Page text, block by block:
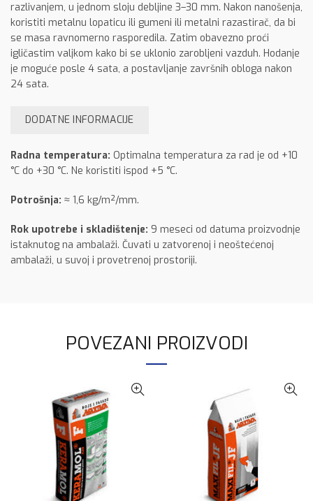
razlivanjem, u jednom sloju debljine 3–30 mm. Nakon nanošenja,
koristiti metalnu lopaticu ili gumeni ili metalni razastirač, da bi
se masa ravnomerno rasporedila. Zatim obavezno proći
igličastim valjkom kako bi se uklonio zarobljeni vazduh. Hodanje
je moguće posle 4 sata, a postavljanje završnih obloga nakon
24 sata.
DODATNE INFORMACIJE
Radna temperatura: Optimalna temperatura za rad je od +10
°C do +30 °C. Ne koristiti ispod +5 °C.
Potrošnja: ≈ 1,6 kg/m²/mm.
Rok upotrebe i skladištenje: 9 meseci od datuma proizvodnje
istaknutog na ambalaži. Čuvati u zatvorenoj i neoštećenoj
ambalaži, u suvoj i provetrenoj prostoriji.
POVEZANI PROIZVODI